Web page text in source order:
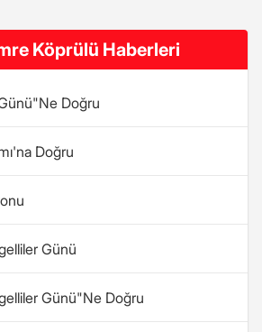
Köprülü Haberleri
Doğru
Doğru
Günü
Günü"Ne Doğru